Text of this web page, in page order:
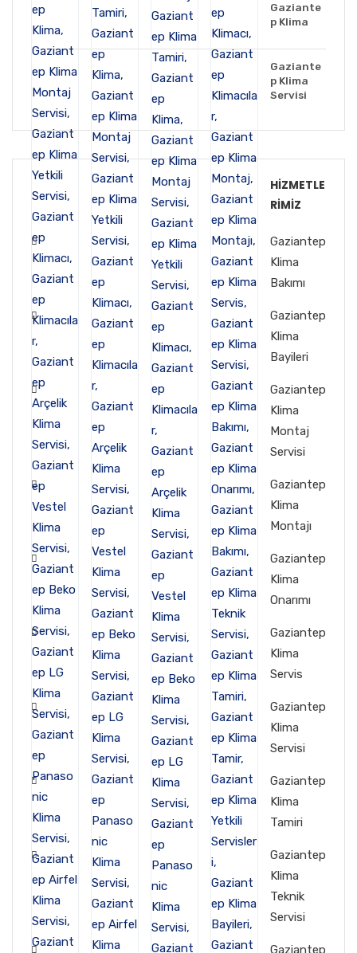
Gaziante
p Klima
Gaziante
p Klima
Servisi
HIZMETLE
RIMIZ
Gaziantep
Klima
Bakımı
Gaziantep
Klima
Bayileri
Gaziantep
Klima
Montaj
Servisi
Gaziantep
Klima
Montajı
Gaziantep
Klima
Onarımı
Gaziantep
Klima
Servis
Gaziantep
Klima
Servisi
Gaziantep
Klima
Tamiri
Gaziantep
Klima
Teknik
Servisi
Gaziantep